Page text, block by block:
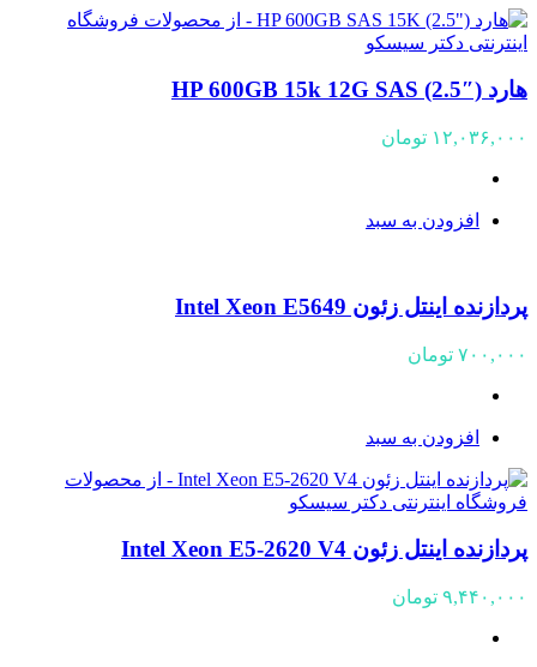
هارد HP 600GB 15k 12G SAS (2.5″)
۱۲,۰۳۶,۰۰۰ تومان
افزودن به سبد
پردازنده اینتل زئون Intel Xeon E5649
۷۰۰,۰۰۰ تومان
افزودن به سبد
پردازنده اینتل زئون Intel Xeon E5-2620 V4
۹,۴۴۰,۰۰۰ تومان